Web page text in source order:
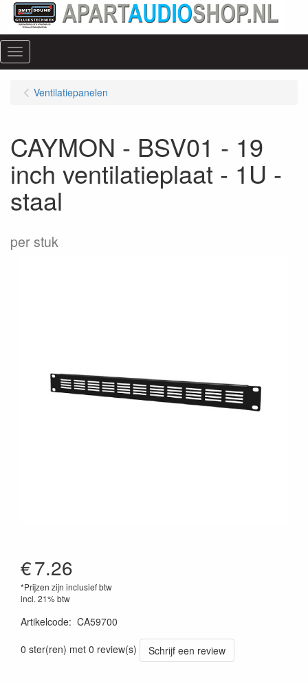
Menu
Ventilatiepanelen
CAYMON - BSV01 - 19
inch ventilatieplaat - 1U -
staal
per stuk
€7.26
*Prijzen zijn inclusief btw
incl. 21% btw
Artikelcode: CA59700
0 ster(ren) met 0 review(s)
Schrijf een review